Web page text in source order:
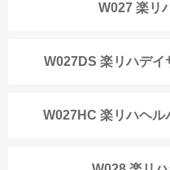
W027 楽リ
W027DS 楽リハデイ
W027HC 楽リハヘル